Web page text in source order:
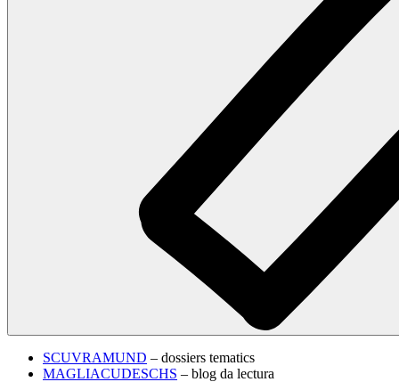
SCUVRAMUND – dossiers tematics
MAGLIACUDESCHS – blog da lectura